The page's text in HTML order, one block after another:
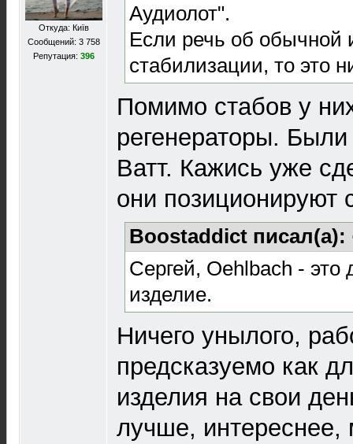
Откуда: Київ
Сообщений: 3 758
Репутация: 396
Аудиолот".
Если речь об обычной
стабилизации, то это
Помимо стабов у
регенераторы.
Ватт. Кажись уже
они позиционируют
Boostaddict писал(а):
Сергей, Oehlbach - это
изделие.
Ничего унылого,
предсказуемо как
изделия на свои
лучше,